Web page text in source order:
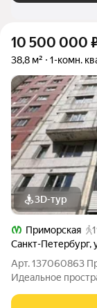
10 500 000
38,8 м² 1-комн.
3D-тур
Приморская
Санкт-Петербург,
Арт. 137060863
Идеальное
ремонт ,